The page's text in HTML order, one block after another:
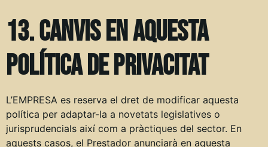
13. Canvis en aquesta
política de privacitat
L’EMPRESA es reserva el dret de modificar aquesta
política per adaptar-la a novetats legislatives o
jurisprudencials així com a pràctiques del sector. En
aquests casos, el Prestador anunciarà en aquesta